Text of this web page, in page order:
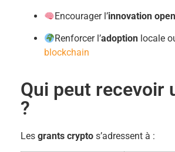
Encourager l’innovation
Renforcer l’adoption locale
blockchain
Qui peut recevoir
?
Les grants crypto s’adressent à :